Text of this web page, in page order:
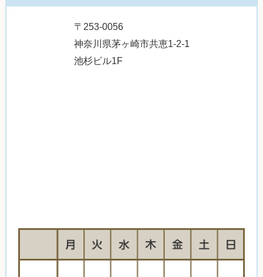
〒253-0056
神奈川県茅ヶ崎市共恵1-2-1
池杉ビル1F